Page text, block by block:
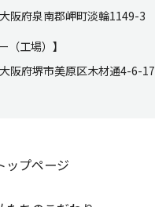
阪府泉南郡岬町淡輪1149-3
（工場）】
阪府堺市美原区木材通4-6-17
ップページ